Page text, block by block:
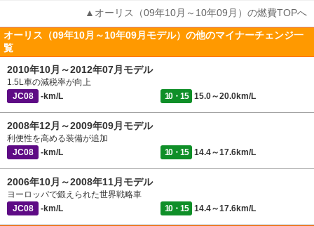
▲オーリス（09年10月～10年09月）の燃費TOPへ
オーリス（09年10月～10年09月モデル）の他のマイナーチェンジ一
覧
2010年10月～2012年07月モデル
1.5L車の減税率が向上
JC08
-km/L 10・15 15.0～20.0km/L
2008年12月～2009年09月モデル
利便性を高める装備が追加
JC08
-km/L 10・15 14.4～17.6km/L
2006年10月～2008年11月モデル
ヨーロッパで鍛えられた世界戦略車
JC08
-km/L 10・15 14.4～17.6km/L